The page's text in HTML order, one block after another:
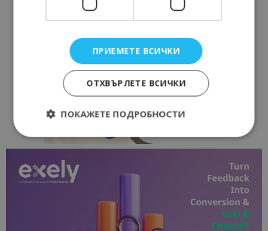
ПРИЕМЕТЕ ВСИЧКИ
ОТХВЪРЛЕТЕ ВСИЧКИ
ПОКАЖЕТЕ ПОДРОБНОСТИ
Таргетиране
Функционалност
Строго необходимите бисквитки позволяват
потребителско влизане и управление на
акаунта. Уебсайтът не може да се използва